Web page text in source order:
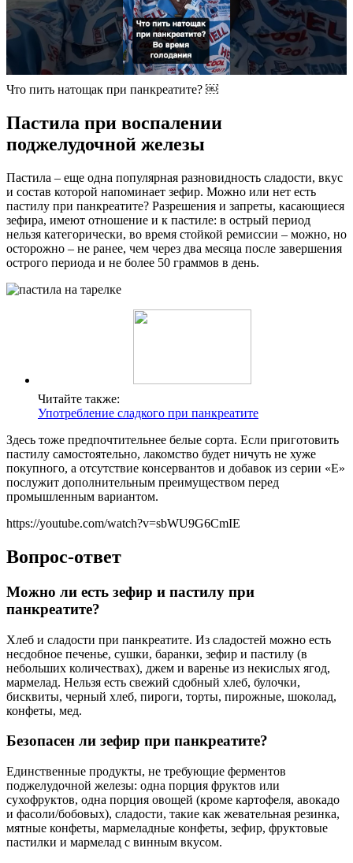
Что пить натощак при панкреатите? ￼
Пастила при воспалении
поджелудочной железы
Пастила – еще одна популярная разновидность сладости, вкус
и состав которой напоминает зефир. Можно или нет есть
пастилу при панкреатите? Разрешения и запреты, касающиеся
зефира, имеют отношение и к пастиле: в острый период
нельзя категорически, во время стойкой ремиссии – можно, но
осторожно – не ранее, чем через два месяца после завершения
острого периода и не более 50 граммов в день.
Читайте также:
Употребление сладкого при панкреатите
Здесь тоже предпочтительнее белые сорта. Если приготовить
пастилу самостоятельно, лакомство будет ничуть не хуже
покупного, а отсутствие консервантов и добавок из серии «Е»
послужит дополнительным преимуществом перед
промышленным вариантом.
https://youtube.com/watch?v=sbWU9G6CmIE
Вопрос-ответ
Можно ли есть зефир и пастилу при
панкреатите?
Хлеб и сладости при панкреатите. Из сладостей можно есть
несдобное печенье, сушки, баранки, зефир и пастилу (в
небольших количествах), джем и варенье из некислых ягод,
мармелад. Нельзя есть свежий сдобный хлеб, булочки,
бисквиты, черный хлеб, пироги, торты, пирожные, шоколад,
конфеты, мед.
Безопасен ли зефир при панкреатите?
Единственные продукты, не требующие ферментов
поджелудочной железы: одна порция фруктов или
сухофруктов, одна порция овощей (кроме картофеля, авокадо
и фасоли/бобовых), сладости, такие как жевательная резинка,
мятные конфеты, мармеладные конфеты, зефир, фруктовые
пастилки и мармелад с винным вкусом.